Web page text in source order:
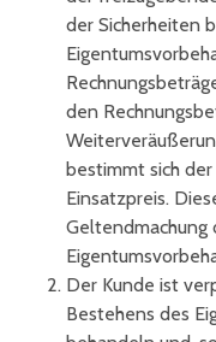
der Sicherheiten
den
bestimmt sich
Einsatzpreis.
Der Kunde ist
Bestehens des